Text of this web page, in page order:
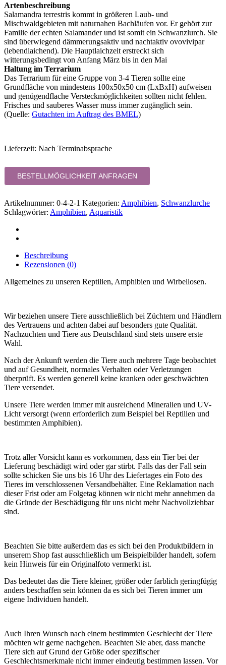
Artenbeschreibung
Salamandra terrestris kommt in größeren Laub- und
Mischwaldgebieten mit naturnahen Bachläufen vor. Er gehört zur
Familie der echten Salamander und ist somit ein Schwanzlurch. Sie
sind überwiegend dämmerungsaktiv und nachtaktiv ovovivipar
(lebendlaichend). Die Hauptlaichzeit erstreckt sich
witterungsbedingt von Anfang März bis in den Mai
Haltung im Terrarium
Das Terrarium für eine Gruppe von 3-4 Tieren sollte eine
Grundfläche von mindestens 100x50x50 cm (LxBxH) aufweisen
und genügendflache Versteckmöglichkeiten sollten nicht fehlen.
Frisches und sauberes Wasser muss immer zugänglich sein.
(Quelle: Gutachten im Auftrag des BMEL)
Lieferzeit: Nach Terminabsprache
BESTELLMÖGLICHKEIT ANFRAGEN
Artikelnummer: 0-4-2-1 Kategorien: Amphibien, Schwanzlurche
Schlagwörter: Amphibien, Aquaristik
Beschreibung
Rezensionen (0)
Allgemeines zu unseren Reptilien, Amphibien und Wirbellosen.
Wir beziehen unsere Tiere ausschließlich bei Züchtern und Händlern
des Vertrauens und achten dabei auf besonders gute Qualität.
Nachzuchten und Tiere aus Deutschland sind stets unsere erste
Wahl.
Nach der Ankunft werden die Tiere auch mehrere Tage beobachtet
und auf Gesundheit, normales Verhalten oder Verletzungen
überprüft. Es werden generell keine kranken oder geschwächten
Tiere versendet.
Unsere Tiere werden immer mit ausreichend Mineralien und UV-
Licht versorgt (wenn erforderlich zum Beispiel bei Reptilien und
bestimmten Amphibien).
Trotz aller Vorsicht kann es vorkommen, dass ein Tier bei der
Lieferung beschädigt wird oder gar stirbt. Falls das der Fall sein
sollte schicken Sie uns bis 16 Uhr des Liefertages ein Foto des
Tieres im verschlossenen Versandbehälter. Eine Reklamation nach
dieser Frist oder am Folgetag können wir nicht mehr annehmen da
die Gründe der Beschädigung für uns nicht mehr Nachvollziehbar
sind.
Beachten Sie bitte außerdem das es sich bei den Produktbildern in
unserem Shop fast ausschließlich um Beispielbilder handelt, sofern
kein Hinweis für ein Originalfoto vermerkt ist.
Das bedeutet das die Tiere kleiner, größer oder farblich geringfügig
anders beschaffen sein können da es sich bei Tieren immer um
eigene Individuen handelt.
Auch Ihren Wunsch nach einem bestimmten Geschlecht der Tiere
möchten wir gerne nachgehen. Beachten Sie aber, dass manche
Tiere sich auf Grund der Größe oder spezifischer
Geschlechtsmerkmale nicht immer eindeutig bestimmen lassen. Vor